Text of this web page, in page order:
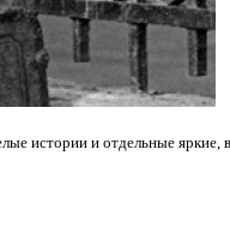
и отдельные яркие,